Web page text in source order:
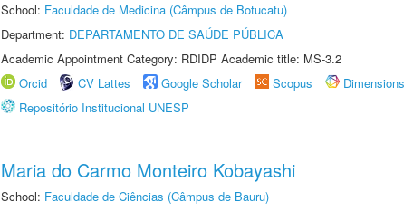
School: Faculdade de Medicina (Câmpus de Botucatu)
Department: DEPARTAMENTO DE SAÚDE PÚBLICA
Academic Appointment Category: RDIDP Academic title: MS-3.2
Orcid
CV Lattes Google Scholar Scopus
Dimensions
Repositório Institucional UNESP
Maria do Carmo Monteiro Kobayashi
School: Faculdade de Ciências (Câmpus de Bauru)